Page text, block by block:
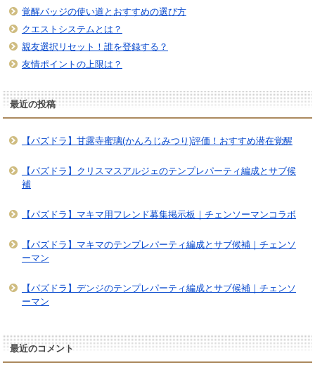
覚醒バッジの使い道とおすすめの選び方
クエストシステムとは？
親友選択リセット！誰を登録する？
友情ポイントの上限は？
最近の投稿
【パズドラ】甘露寺蜜璃(かんろじみつり)評価！おすすめ潜在覚醒
【パズドラ】クリスマスアルジェのテンプレパーティ編成とサブ候
補
【パズドラ】マキマ用フレンド募集掲示板｜チェンソーマンコラボ
【パズドラ】マキマのテンプレパーティ編成とサブ候補｜チェンソ
ーマン
【パズドラ】デンジのテンプレパーティ編成とサブ候補｜チェンソ
ーマン
最近のコメント